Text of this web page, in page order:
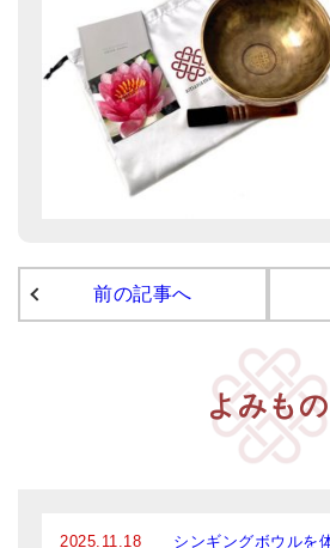
ロゴステッカー・ポストカード各種
亡命チベット人尼僧のお守り・チャー
チベット・マントラ・ヒーリングCD
ギフトラッピング
シンギングボウル講座
● 倍音呼吸法レッスン
About Us
前の記事へ
よみもの
2025.11.18
シンギングボウルを